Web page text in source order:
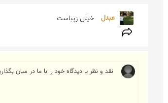
عبدل خیلی زیباست